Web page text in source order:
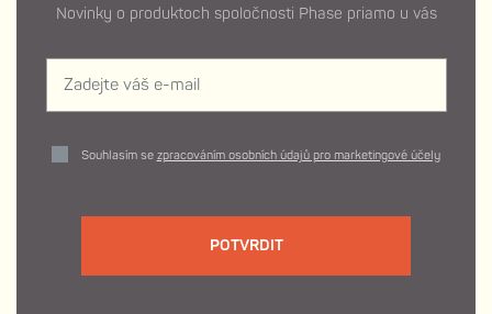
Novinky o produktoch spoločnosti Phase priamo u vás
Souhlasím se zpracováním osobních údajů pro marketingové účely
POTVRDIT